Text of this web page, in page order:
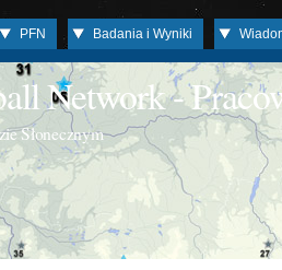
PFN Badania i Wyniki
Network -
Słonecznym